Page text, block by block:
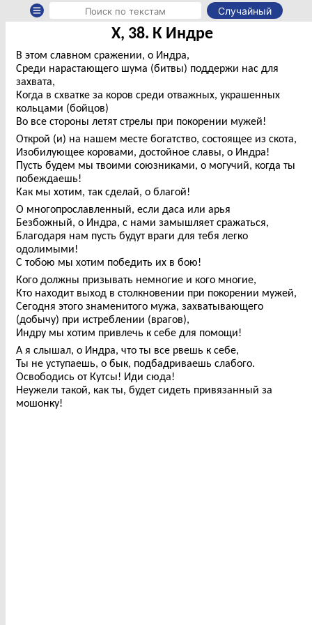
Случайный
X, 38. К Индре
В этом славном сражении, о Индра,
Среди нарастающего шума (битвы) поддержи нас для
захвата,
Когда в схватке за коров среди отважных, украшенных
кольцами (бойцов)
Во все стороны летят стрелы при покорении мужей!
Открой (и) на нашем месте богатство, состоящее из скота,
Изобилующее коровами, достойное славы, о Индра!
Пусть будем мы твоими союзниками, о могучий, когда ты
побеждаешь!
Как мы хотим, так сделай, о благой!
О многопрославленный, если даса или арья
Безбожный, о Индра, с нами замышляет сражаться,
Благодаря нам пусть будут враги для тебя легко
одолимыми!
С тобою мы хотим победить их в бою!
Кого должны призывать немногие и кого многие,
Кто находит выход в столкновении при покорении мужей,
Сегодня этого знаменитого мужа, захватывающего
(добычу) при истреблении (врагов),
Индру мы хотим привлечь к себе для помощи!
А я слышал, о Индра, что ты все рвешь к себе,
Ты не уступаешь, о бык, подбадриваешь слабого.
Освободись от Кутсы! Иди сюда!
Неужели такой, как ты, будет сидеть привязанный за
мошонку!